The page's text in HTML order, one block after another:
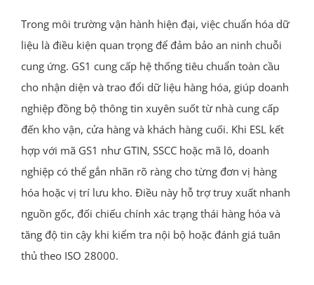
Trong môi trường vận hành hiện đại, việc chuẩn hóa dữ
liệu là điều kiện quan trọng để đảm bảo an ninh chuỗi
cung ứng. GS1 cung cấp hệ thống tiêu chuẩn toàn cầu
cho nhận diện và trao đổi dữ liệu hàng hóa, giúp doanh
nghiệp đồng bộ thông tin xuyên suốt từ nhà cung cấp
đến kho vận, cửa hàng và khách hàng cuối. Khi ESL kết
hợp với mã GS1 như GTIN, SSCC hoặc mã lô, doanh
nghiệp có thể gắn nhãn rõ ràng cho từng đơn vị hàng
hóa hoặc vị trí lưu kho. Điều này hỗ trợ truy xuất nhanh
nguồn gốc, đối chiếu chính xác trạng thái hàng hóa và
tăng độ tin cậy khi kiểm tra nội bộ hoặc đánh giá tuân
thủ theo ISO 28000.